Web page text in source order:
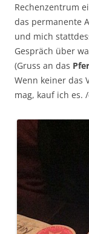
Rechenzentrum
das permanente
und mich
Gespräch über
(Gruss an das
Wenn keiner das
mag, kauf ich es.